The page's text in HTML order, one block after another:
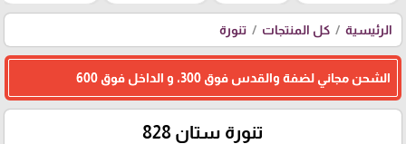
الرئيسية كل المنتجات تنورة
الشحن مجاني لضفة والقدس فوق 300، و الداخل فوق 600
تنورة ستان 828